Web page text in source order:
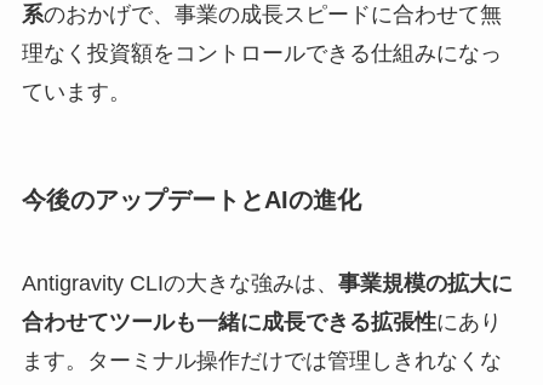
系のおかげで、事業の成長スピードに合わせて無
理なく投資額をコントロールできる仕組みになっ
ています。
今後のアップデートとAIの進化
Antigravity CLIの大きな強みは、 事業規模の拡大に
合わせてツールも一緒に成長できる拡張性にあり
ます。ターミナル操作だけでは管理しきれなくな